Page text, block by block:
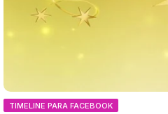
TIMELINE PARA FACEBOOK